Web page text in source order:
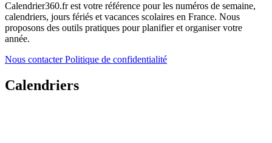
Calendrier360.fr est votre référence pour les numéros de semaine,
calendriers, jours fériés et vacances scolaires en France. Nous
proposons des outils pratiques pour planifier et organiser votre
année.
Nous contacterPolitique de confidentialité
Calendriers